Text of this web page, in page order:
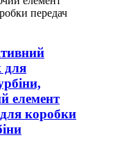
для
елемент
коробки